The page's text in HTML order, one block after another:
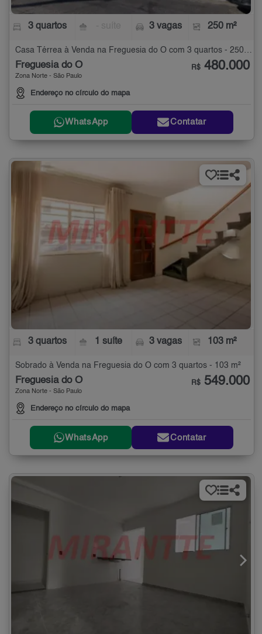
3 quartos 3 vagas 250 m²
Freguesia do Ó
Zona Norte - São Paulo
Endereço no círculo do mapa
R$ 480.000
WhatsApp Contatar
3 quartos 1 suíte 3 vagas 103 m²
Sobrado à Venda na Freguesia do Ó com 3 quartos - 103 m²
Freguesia do Ó
Zona Norte - São Paulo
Endereço no círculo do mapa
R$ 549.000
WhatsApp Contatar